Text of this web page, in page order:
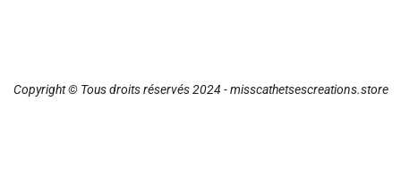
Copyright © Tous droits réservés 2024 - misscathetsescreations.store